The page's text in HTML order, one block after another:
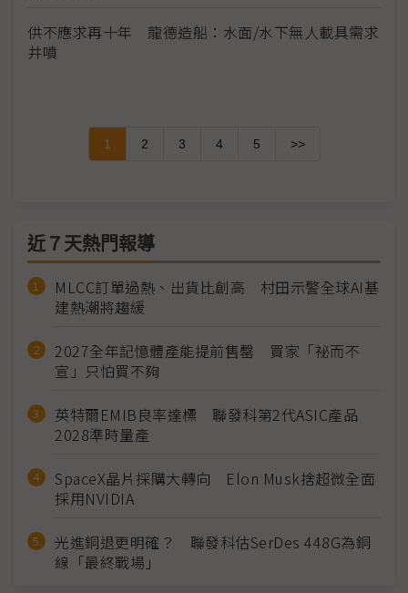
供不應求再十年 龍德造船：水面/水下無人載具需求
井噴
1 2 3 4 5 >>
近７天熱門報導
MLCC訂單過熱、出貨比創高 村田示警全球AI基
建熱潮將趨緩
2027全年記憶體產能提前售罄 買家「祕而不
宣」只怕買不夠
英特爾EMIB良率達標 聯發科第2代ASIC產品
2028準時量產
SpaceX晶片採購大轉向 Elon Musk捨超微全面
採用NVIDIA
光進銅退更明確？ 聯發科估SerDes 448G為銅
線「最終戰場」